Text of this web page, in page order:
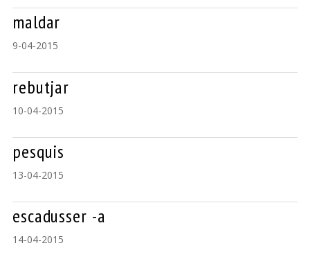
maldar
9-04-2015
rebutjar
10-04-2015
pesquis
13-04-2015
escadusser -a
14-04-2015